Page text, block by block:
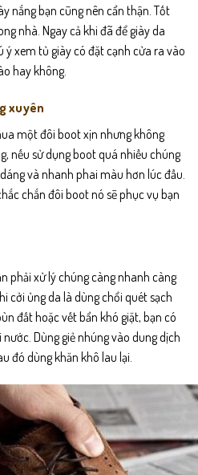
nắng bạn cũng nên cẩn thận. Tốt
nhà. Ngay cả khi đã để giày da
ý xem tủ giày có đặt cạnh cửa ra vào
hay không.
xuyên
một đôi boot xịn nhưng không
nếu sử dụng boot quá nhiều chúng
và nhanh phai màu hơn lúc đầu.
chắn đôi boot nó sẽ phục vụ bạn
phải xử lý chúng càng nhanh càng
cởi ủng da là dùng chổi quét sạch
đất hoặc vết bẩn khó giặt, bạn có
Dùng giẻ nhúng vào dung dịch
đó dùng khăn khô lau lại.